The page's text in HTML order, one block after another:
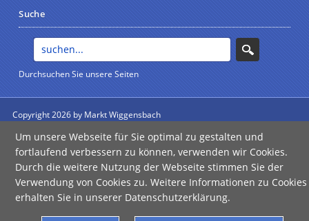
Suche
Durchsuchen Sie unsere Seiten
Copyright 2026 by Markt Wiggensbach
Impressum
| Datenschutz | Barrierefreiheit
Um unsere Webseite für Sie optimal zu gestalten und
fortlaufend verbessern zu können, verwenden wir Cookies.
Durch die weitere Nutzung der Webseite stimmen Sie der
Verwendung von Cookies zu. Weitere Informationen zu Cookies
erhalten Sie in unserer Datenschutzerklärung.